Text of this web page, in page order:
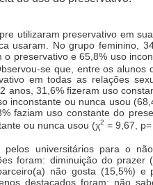
utilizaram preservativo em
usaram. No grupo feminino,
preservativo e 65,8% uso
se que, entre os alunos
em todas as relações
anos, 31,6% fizeram uso
inconstante ou nunca usou
faziam uso constante do
ou nunca usou (χ2 = 9,67,
pelos universitários para o
foram: diminuição do prazer
não gosta (15,5%) e
destacados foram: não